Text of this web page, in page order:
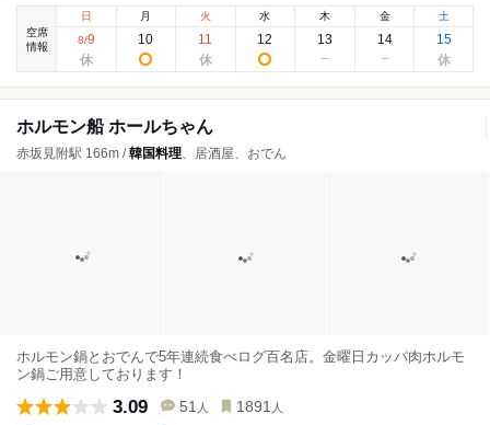
空席
情報
日
8/9
月
10
火
11
水
12
木
13
金
14
土
15
ホルモン船 ホールちゃん
赤坂見附駅 166m /韓国料理、居酒屋、おでん
ホルモン鍋とおでんで5年連続食べログ百名店。金曜日カッパ肉ホルモ
ン鍋ご用意しております！
3.09 51 人 1891 人